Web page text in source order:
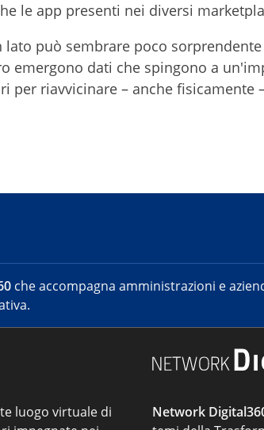
le app presenti nei diversi
può sembrare poco
emergono dati che spingono a
riavvicinare – anche fisicamente
che accompagna amministrazioni e
luogo virtuale di
Network